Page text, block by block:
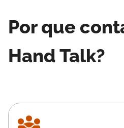
Por que
Hand Talk?